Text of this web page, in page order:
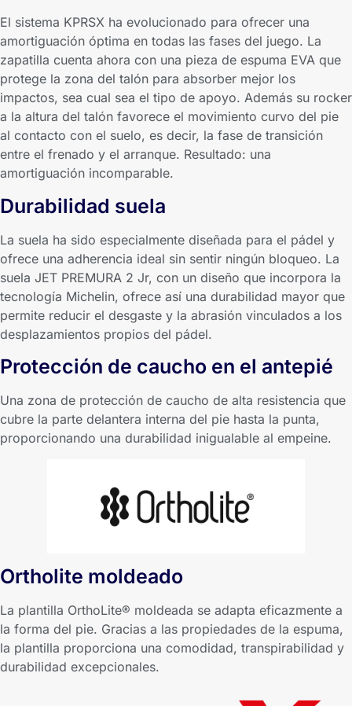
El sistema KPRSX ha evolucionado para ofrecer una
amortiguación óptima en todas las fases del juego. La
zapatilla cuenta ahora con una pieza de espuma EVA que
protege la zona del talón para absorber mejor los
impactos, sea cual sea el tipo de apoyo. Además su rocker
a la altura del talón favorece el movimiento curvo del pie
al contacto con el suelo, es decir, la fase de transición
entre el frenado y el arranque. Resultado: una
amortiguación incomparable.
Durabilidad suela
La suela ha sido especialmente diseñada para el pádel y
ofrece una adherencia ideal sin sentir ningún bloqueo. La
suela JET PREMURA 2 Jr, con un diseño que incorpora la
tecnología Michelin, ofrece así una durabilidad mayor que
permite reducir el desgaste y la abrasión vinculados a los
desplazamientos propios del pádel.
Protección de caucho en el antepié
Una zona de protección de caucho de alta resistencia que
cubre la parte delantera interna del pie hasta la punta,
proporcionando una durabilidad inigualable al empeine.
Ortholite moldeado
La plantilla OrthoLite® moldeada se adapta eficazmente a
la forma del pie. Gracias a las propiedades de la espuma,
la plantilla proporciona una comodidad, transpirabilidad y
durabilidad excepcionales.